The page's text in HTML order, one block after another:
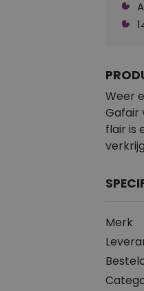
Weer
Gafair
flair is
Merk